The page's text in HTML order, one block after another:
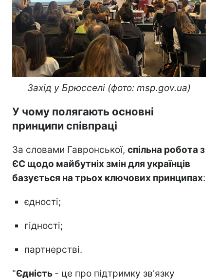
Захід у Брюсселі (фото: msp.gov.ua)
У чому полягають основні
принципи співпраці
За словами Гавронської, спільна робота з
ЄС щодо майбутніх змін для українців
базується на трьох ключових принципах:
єдності;
гідності;
партнерстві.
"Єдність - це про підтримку зв'язку